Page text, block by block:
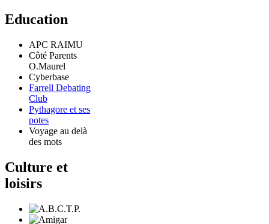
Education
APC RAIMU
Côté Parents
O.Maurel
Cyberbase
Farrell Debating
Club
Pythagore et ses
potes
Voyage au delà
des mots
Culture et
loisirs